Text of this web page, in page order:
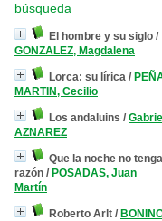
búsqueda
El hombre y su siglo /
GONZALEZ, Magdalena
Lorca: su lírica /
MARTIN, Cecilio
Los andaluins /
AZNAREZ
Que la noche no tenga
razón / POSADAS, Juan
Martín
Roberto Arlt /